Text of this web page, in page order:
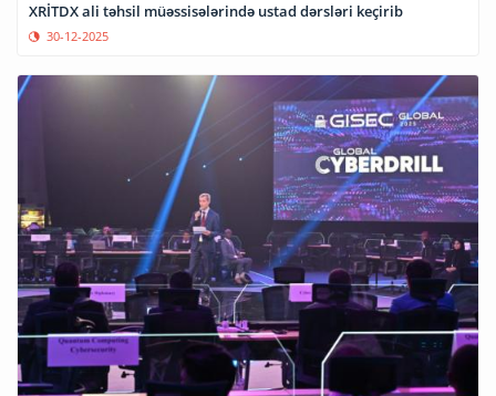
XRİTDX ali təhsil müəssisələrində ustad dərsləri keçirib
30-12-2025